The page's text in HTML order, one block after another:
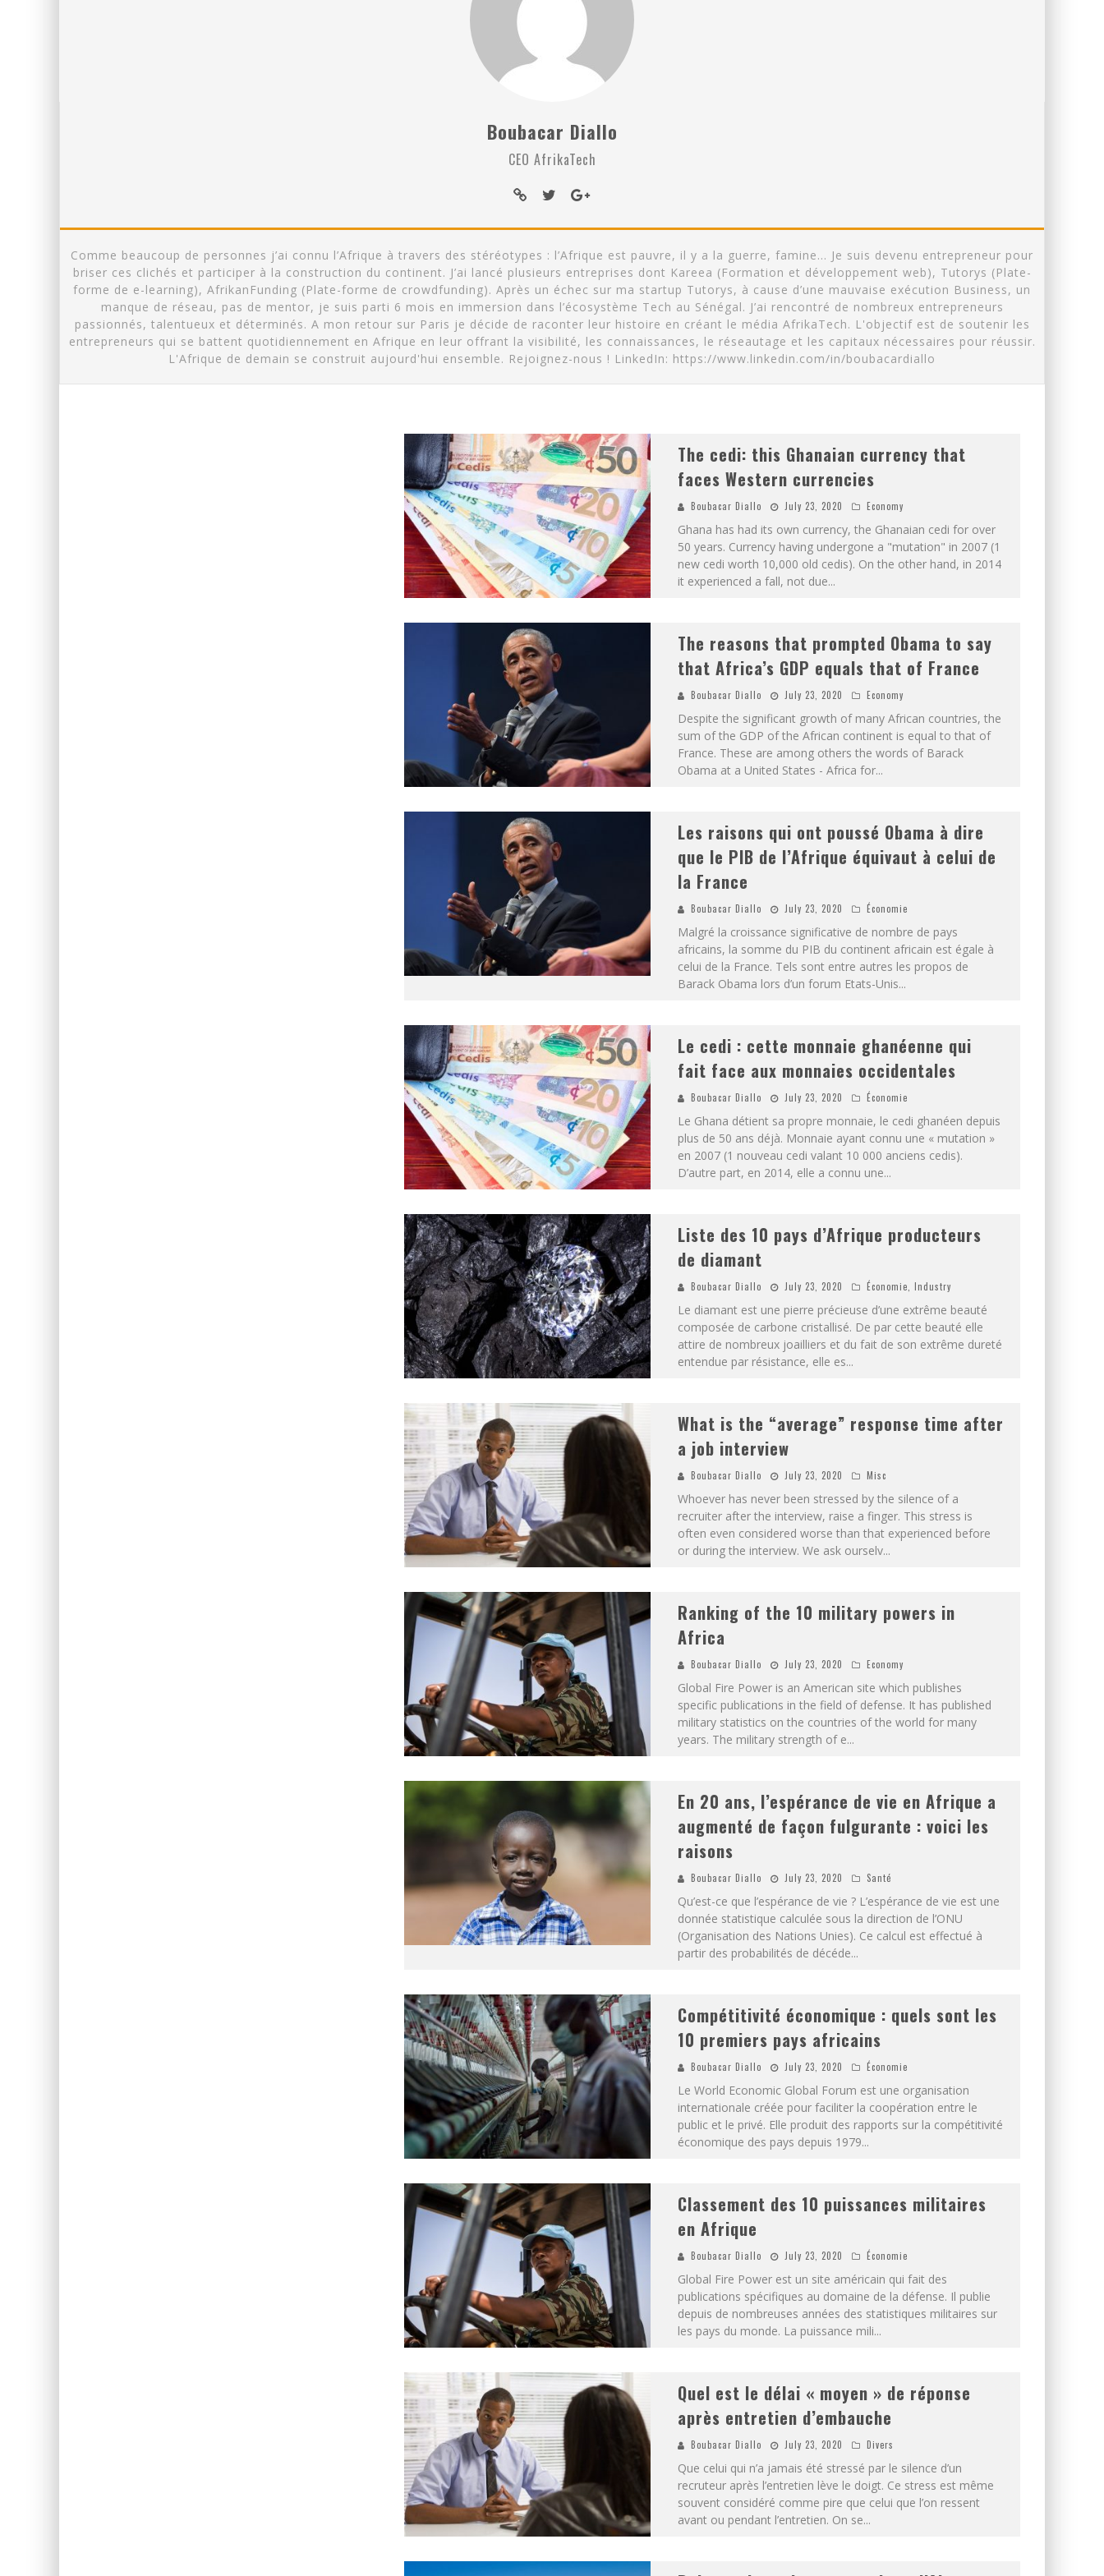
Boubacar Diallo
CEO AfrikaTech
Comme beaucoup de personnes j’ai connu l’Afrique à travers des stéréotypes : l’Afrique est pauvre, il y a la guerre, famine… Je suis devenu entrepreneur pour
briser ces clichés et participer à la construction du continent. J’ai lancé plusieurs entreprises dont Kareea (Formation et développement web), Tutorys (Plate-
forme de e-learning), AfrikanFunding (Plate-forme de crowdfunding). Après un échec sur ma startup Tutorys, à cause d’une mauvaise exécution Business, un
manque de réseau, pas de mentor, je suis parti 6 mois en immersion dans l’écosystème Tech au Sénégal. J’ai rencontré de nombreux entrepreneurs
passionnés, talentueux et déterminés. A mon retour sur Paris je décide de raconter leur histoire en créant le média AfrikaTech. L'objectif est de soutenir les
entrepreneurs qui se battent quotidiennement en Afrique en leur offrant la visibilité, les connaissances, le réseautage et les capitaux nécessaires pour réussir.
L'Afrique de demain se construit aujourd'hui ensemble. Rejoignez-nous ! LinkedIn: https://www.linkedin.com/in/boubacardiallo
The cedi: this Ghanaian currency that
faces Western currencies
Boubacar Diallo July 23, 2020 Economy
Ghana has had its own currency, the Ghanaian cedi for over
50 years. Currency having undergone a "mutation" in 2007 (1
new cedi worth 10,000 old cedis). On the other hand, in 2014
it experienced a fall, not due...
The reasons that prompted Obama to say
that Africa’s GDP equals that of France
Boubacar Diallo July 23, 2020 Economy
Despite the significant growth of many African countries, the
sum of the GDP of the African continent is equal to that of
France. These are among others the words of Barack
Obama at a United States - Africa for...
Les raisons qui ont poussé Obama à dire
que le PIB de l’Afrique équivaut à celui de
la France
Boubacar Diallo July 23, 2020 Économie
Malgré la croissance significative de nombre de pays
africains, la somme du PIB du continent africain est égale à
celui de la France. Tels sont entre autres les propos de
Barack Obama lors d’un forum Etats-Unis...
Le cedi : cette monnaie ghanéenne qui
fait face aux monnaies occidentales
Boubacar Diallo July 23, 2020 Économie
Le Ghana détient sa propre monnaie, le cedi ghanéen depuis
plus de 50 ans déjà. Monnaie ayant connu une « mutation »
en 2007 (1 nouveau cedi valant 10 000 anciens cedis).
D’autre part, en 2014, elle a connu une...
Liste des 10 pays d’Afrique producteurs
de diamant
Boubacar Diallo July 23, 2020 Économie, Industry
Le diamant est une pierre précieuse d’une extrême beauté
composée de carbone cristallisé. De par cette beauté elle
attire de nombreux joailliers et du fait de son extrême dureté
entendue par résistance, elle es...
What is the “average” response time after
a job interview
Boubacar Diallo July 23, 2020 Misc
Whoever has never been stressed by the silence of a
recruiter after the interview, raise a finger. This stress is
often even considered worse than that experienced before
or during the interview. We ask ourselv...
Ranking of the 10 military powers in
Africa
Boubacar Diallo July 23, 2020 Economy
Global Fire Power is an American site which publishes
specific publications in the field of defense. It has published
military statistics on the countries of the world for many
years. The military strength of e...
En 20 ans, l’espérance de vie en Afrique a
augmenté de façon fulgurante : voici les
raisons
Boubacar Diallo July 23, 2020 Santé
Qu’est-ce que l’espérance de vie ? L’espérance de vie est une
donnée statistique calculée sous la direction de l’ONU
(Organisation des Nations Unies). Ce calcul est effectué à
partir des probabilités de décéde...
Compétitivité économique : quels sont les
10 premiers pays africains
Boubacar Diallo July 23, 2020 Économie
Le World Economic Global Forum est une organisation
internationale créée pour faciliter la coopération entre le
public et le privé. Elle produit des rapports sur la compétitivité
économique des pays depuis 1979...
Classement des 10 puissances militaires
en Afrique
Boubacar Diallo July 23, 2020 Économie
Global Fire Power est un site américain qui fait des
publications spécifiques au domaine de la défense. Il publie
depuis de nombreuses années des statistiques militaires sur
les pays du monde. La puissance mili...
Quel est le délai « moyen » de réponse
après entretien d’embauche
Boubacar Diallo July 23, 2020 Divers
Que celui qui n’a jamais été stressé par le silence d’un
recruteur après l’entretien lève le doigt. Ce stress est même
souvent considéré comme pire que celui que l’on ressent
avant ou pendant l’entretien. On se...